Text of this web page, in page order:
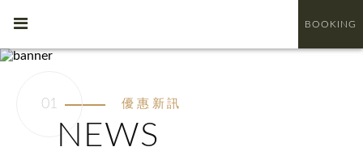
優惠新訊
NEWS
BOOKING